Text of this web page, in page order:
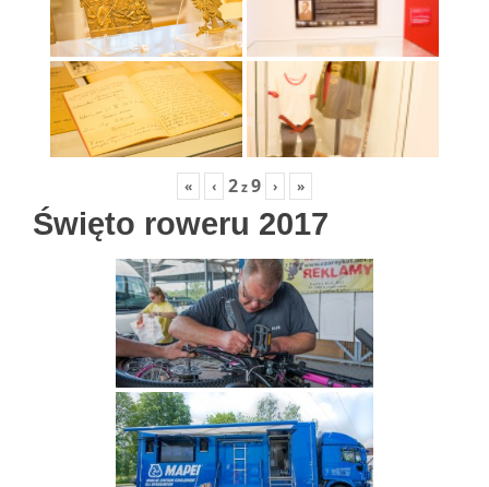
« ‹ 2z9 › »
Święto roweru 2017